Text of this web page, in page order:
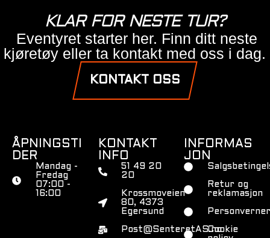
KLAR FOR NESTE TUR?
Eventyret starter her. Finn ditt neste
kjøretøy eller ta kontakt med oss i dag.
KONTAKT OSS
ÅPNINGSTI
DER
Mandag -
Fredag
07:00 -
16:00
KONTAKT
INFO
51 49 20
20
Krossmoveien
80, 4373
Egersund
Post@SenteretAS.no
INFORMAS
JON
Retur og
reklamasjon
Cookie